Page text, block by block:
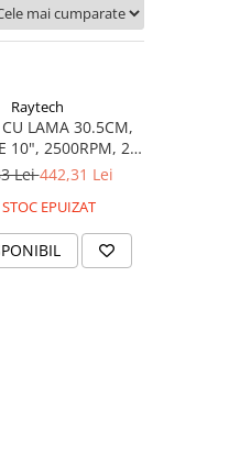
Raytech
CU LAMA 30.5CM,
10", 2500RPM, 2
6AH
Lei442,31 Lei
STOC EPUIZAT